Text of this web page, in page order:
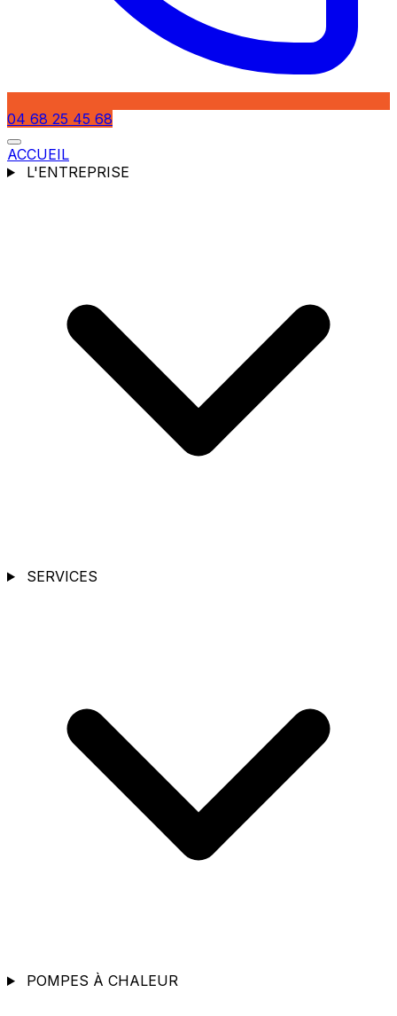
04 68 25 45 68
ACCUEIL
L'ENTREPRISE
SERVICES
POMPES À CHALEUR